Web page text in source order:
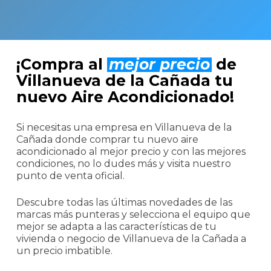
¡Compra al mejor precio de
Villanueva de la Cañada tu
nuevo Aire Acondicionado!
Si necesitas una empresa en Villanueva de la
Cañada donde comprar tu nuevo aire
acondicionado al mejor precio y con las mejores
condiciones, no lo dudes más y visita nuestro
punto de venta oficial.
Descubre todas las últimas novedades de las
marcas más punteras y selecciona el equipo que
mejor se adapta a las características de tu
vivienda o negocio de Villanueva de la Cañada a
un precio imbatible.